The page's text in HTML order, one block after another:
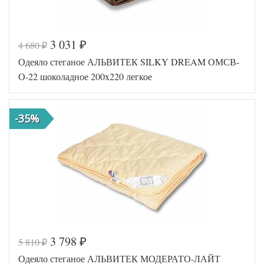
Код товара
Артикул
AL4607048021
743
Ширина х
Длина
Сезонность
Наполнитель
искусственный
Микрофибра
Производитель
АльВиТек
(Россия)
Код товара
AL4607048021
4 680₽ 3 031 ₽
Одеяло стеганое АЛЬВИТЕК SILKY DREAM ОМСВ-
О-22 шоколадное 200x220 легкое
-35%
5 810₽ 3 798 ₽
Одеяло стеганое АЛЬВИТЕК МОДЕРАТО-ЛАЙТ